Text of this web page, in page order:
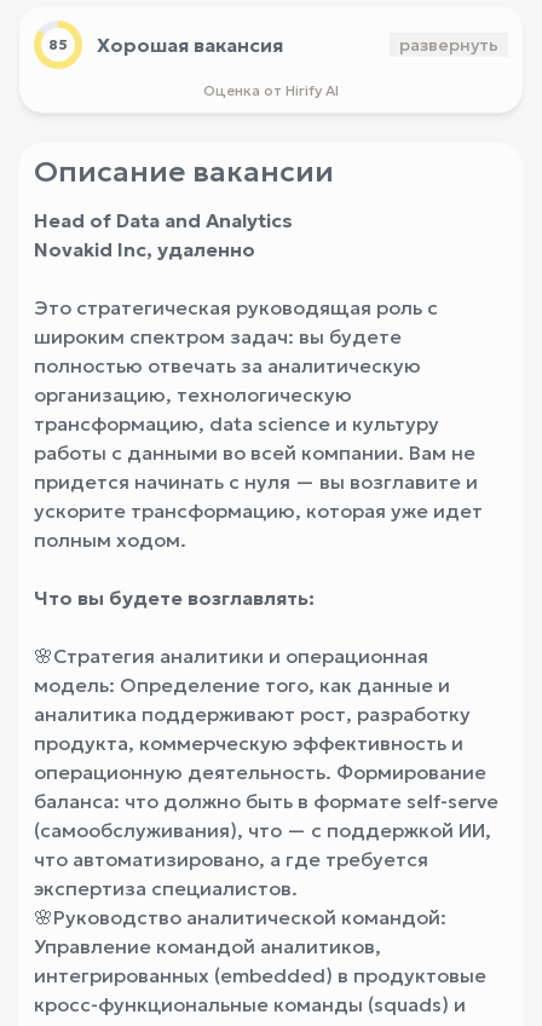
85 Хорошая вакансия развернуть
Оценка от Hirify AI
Описание вакансии
Head of Data and Analytics
Novakid Inc, удаленно
Это стратегическая руководящая роль с
широким спектром задач: вы будете
полностью отвечать за аналитическую
организацию, технологическую
трансформацию, data science и культуру
работы с данными во всей компании. Вам не
придется начинать с нуля — вы возглавите и
ускорите трансформацию, которая уже идет
полным ходом.
Что вы будете возглавлять:
🌸Стратегия аналитики и операционная
модель: Определение того, как данные и
аналитика поддерживают рост, разработку
продукта, коммерческую эффективность и
операционную деятельность. Формирование
баланса: что должно быть в формате self-serve
(самообслуживания), что — с поддержкой ИИ,
что автоматизировано, а где требуется
экспертиза специалистов.
🌸Руководство аналитической командой:
Управление командой аналитиков,
интегрированных (embedded) в продуктовые
кросс-функциональные команды (squads) и